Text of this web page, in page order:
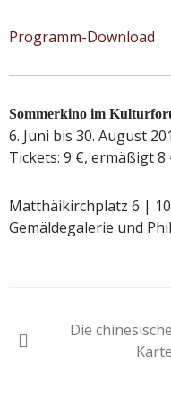
Programm-Download
Sommerkino im
6. Juni bis 30. August
Tickets: 9 €, ermäßigt 8
Matthäikirchplatz 6 |
Gemäldegalerie und
Die chinesische
Karte